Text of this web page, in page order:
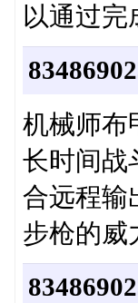
以通过
机械师布
长时间战
合远程输
步枪的威